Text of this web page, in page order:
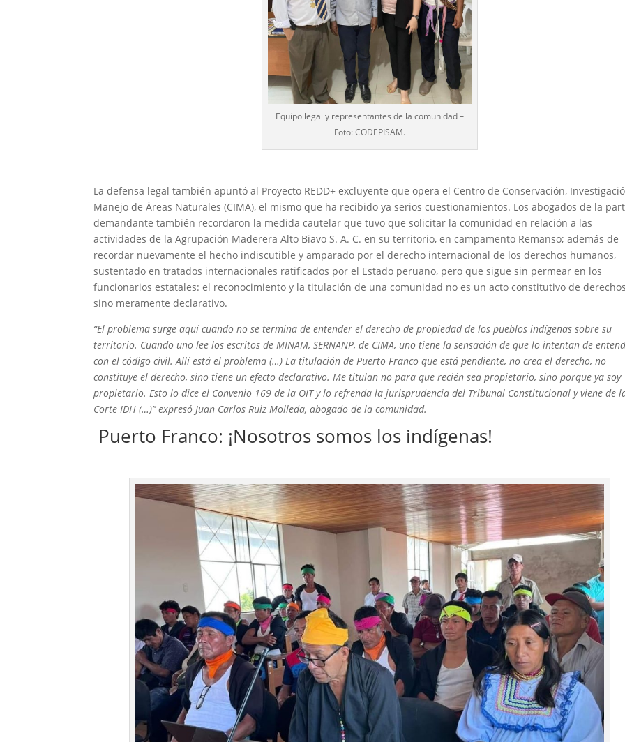
Equipo legal y representantes de la comunidad –
Foto: CODEPISAM.
La defensa legal también apuntó al Proyecto REDD+ excluyente que opera el Centro de Conservación,
Manejo de Áreas Naturales (CIMA), el mismo que ha recibido ya serios cuestionamientos. Los abogados de la
demandante también recordaron la medida cautelar que tuvo que solicitar la comunidad en relación a las
actividades de laAgrupación Maderera Alto Biavo S. A. C. en su territorio,en campamento Remanso; además de
recordar nuevamente el hecho indiscutible y amparado por el derecho internacional de los derechos humanos,
sustentado en tratados internacionales ratificados por el Estado peruano, pero que sigue sin permear en los
funcionarios estatales: el reconocimiento y la titulación de una comunidad no es un acto constitutivo de
sino meramente declarativo.
“El problema surge aquí cuando no se termina de entender el derecho de propiedad de los pueblos indígenas sobre su
territorio. Cuando uno lee los escritos de MINAM, SERNANP, de CIMA, uno tiene la sensación de que lo intentan de
con el código civil. Allí está el problema (…) La titulación de Puerto Franco que está pendiente, no crea el derecho, no
constituye el derecho, sino tiene un efecto declarativo. Me titulan no para que recién sea propietario, sino porque ya soy
propietario. Esto lo dice el Convenio 169 de la OIT y lo refrenda la jurisprudencia del Tribunal Constitucional y viene de
Corte IDH (…)” expresó Juan Carlos Ruiz Molleda, abogado de la comunidad.
Puerto Franco: ¡Nosotros somos los indígenas!